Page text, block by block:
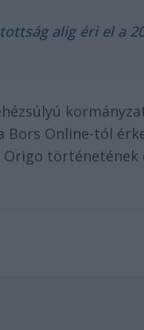
alig éri el a
Online-tól
történetének